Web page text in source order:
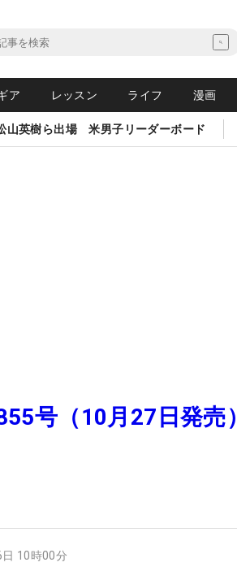
ア レッスン ライフ 漫画
山英樹ら出場 米男子リーダーボード
号（10月27日発売）
10時00分